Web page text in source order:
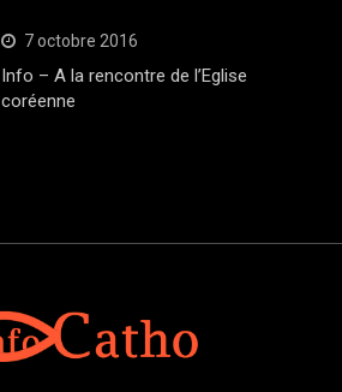
7 octobre 2016
Info – A la rencontre de l’Eglise
coréenne